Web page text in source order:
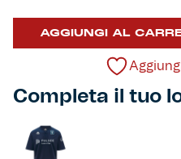
2025/26
quantità
AGGIUNGI AL
Completa il tuo